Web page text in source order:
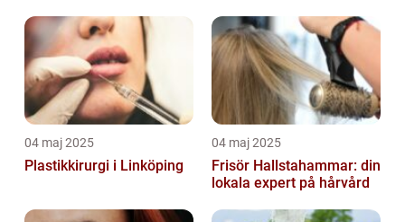
04 maj 2025
Plastikkirurgi i Linköping
04 maj 2025
Frisör Hallstahammar: din
lokala expert på hårvård